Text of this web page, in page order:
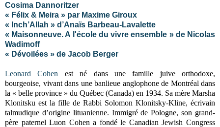
Cosima Dannoritzer
« Félix & Meira » par Maxime Giroux
« Inch’Allah » d’Anaïs Barbeau-Lavalette
« Maisonneuve. A l'école du vivre ensemble » de Nicolas
Wadimoff
« Dévoilées » de Jacob Berger
Leonard Cohen est né dans une famille juive orthodoxe,
bourgeoise, vivant dans une banlieue anglophone de Montréal dans
la « belle province » du Québec (Canada) en 1934. Sa mère Marsha
Klonitsku est la fille de Rabbi Solomon Klonitsky-Kline, écrivain
talmudique d’origine lituanienne. Immigré de Pologne, son grand-
père paternel Luon Cohen a fondé le Canadian Jewish Congress